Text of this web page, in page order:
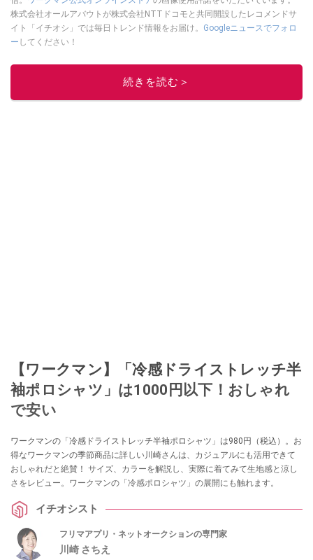
株式会社オールアバウトが株式会社NTTドコモと共同開設したレコメンドサ
イト「イチオシ」では毎日トレンド情報をお届け。 Googleニュースでフォロ
ー してください！
このイチオシストの他の記事を読む
続きを読む＞
【ワークマン】「冷感ドライストレッチ半
袖ポロシャツ」は1000円以下！おしゃれ
で安い
ワークマンの「冷感ドライストレッチ半袖ポロシャツ」は980円（税込）。お
得なワークマンの季節商品に詳しい川崎さんは、カジュアルにも活用できて
おしゃれだと絶賛！ サイズ、カラーを解説し、実際に着てみて生地感と涼し
さをレビュー。ワークマンの「冷感ポロシャツ」の展開にも触れます。
イチオシスト
フリマアプリ・ネットオークションの専門家
川崎 さちえ